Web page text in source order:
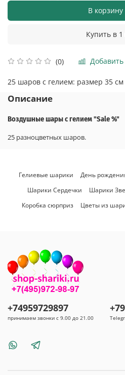
(0)
В корзину
Купить в 1
25 шаров с гелием: размер 35
Описание
Воздушные шары с гелием "Sale %"
25 разноцветных шаров.
Гелиевые шарики День
Шарики Сердечки
Шарики
Коробка сюрприз
Цветы из
+74959729897
принимаем звонки с 9.00 до 21.00